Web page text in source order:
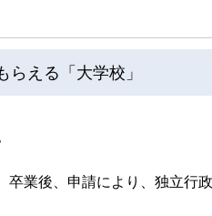
らえる「大学校」
卒業後、申請により、独立行